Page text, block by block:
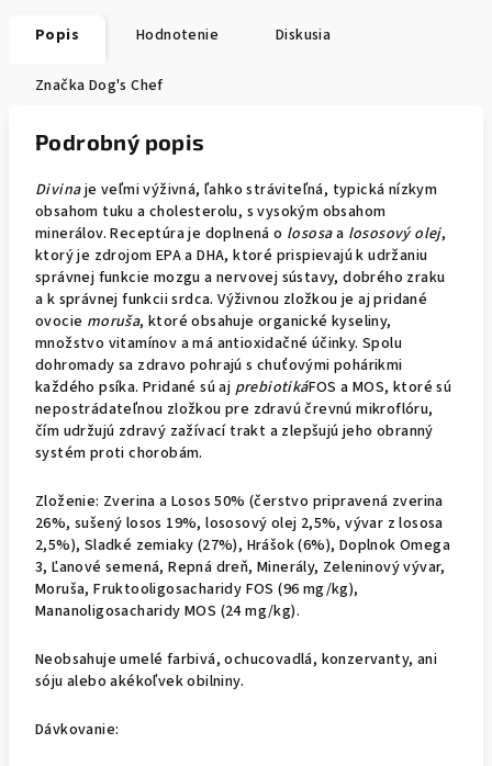
Popis Hodnotenie Diskusia
Značka Dog's Chef
Podrobný popis
Divinaje veľmi výživná, ľahko stráviteľná, typická nízkym
obsahom tuku a cholesterolu, s vysokým obsahom
minerálov. Receptúra je doplnená o lososaa lososový olej,
ktorý je zdrojom EPA a DHA, ktoré prispievajú k udržaniu
správnej funkcie mozgu a nervovej sústavy, dobrého zraku
a k správnej funkcii srdca. Výživnou zložkou je aj pridané
ovocie moruša, ktoré obsahuje organické kyseliny,
množstvo vitamínov a má antioxidačné účinky. Spolu
dohromady sa zdravo pohrajú s chuťovými pohárikmi
každého psíka. Pridané sú aj prebiotikáFOS a MOS, ktoré sú
nepostrádateľnou zložkou pre zdravú črevnú mikroflóru,
čím udržujú zdravý zažívací trakt a zlepšujú jeho obranný
systém proti chorobám.
Zloženie: Zverina a Losos 50% (čerstvo pripravená zverina
26%, sušený losos 19%, lososový olej 2,5%, vývar z lososa
2,5%), Sladké zemiaky (27%), Hrášok (6%), Doplnok Omega
3, Ľanové semená, Repná dreň, Minerály, Zeleninový vývar,
Moruša, Fruktooligosacharidy FOS (96 mg/kg),
Mananoligosacharidy MOS (24 mg/kg).
Neobsahuje umelé farbivá, ochucovadlá, konzervanty, ani
sóju alebo akékoľvek obilniny.
Dávkovanie: